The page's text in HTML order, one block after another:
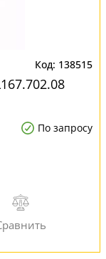
138515
По запросу